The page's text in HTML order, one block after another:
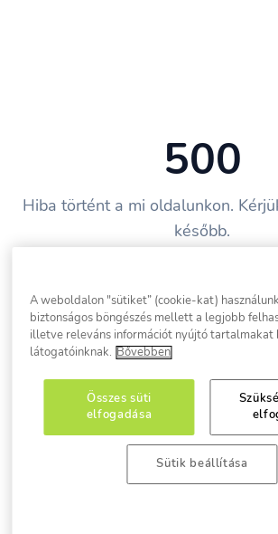
500
Hiba történt a mi oldalunkon.
később.
A weboldalon "sütiket” (cookie-kat)
biztonságos böngészés mellett a legjobb
illetve releváns információt nyújtó tartalmakat
látogatóinknak.
Bővebben
Összes süti
elfogadása
Sütik beállítása